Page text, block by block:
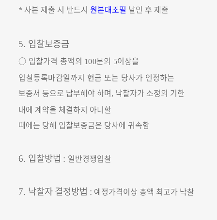
* 사본 제출 시 반드시 원본대조필 날인 후 제출
5. 입찰보증금
○ 입찰가격 총액의 100분의 5이상을
입찰등록마감일까지 현금 또는 당사가 인정하는
보증서 등으로 납부해야 하며, 낙찰자가 소정의 기한
내에 계약을 체결하지 아니할
때에는 당해 입찰보증금은 당사에 귀속함
6. 입찰방법 : 일반경쟁입찰
7. 낙찰자 결정방법 : 예정가격이상 총액 최고가 낙찰